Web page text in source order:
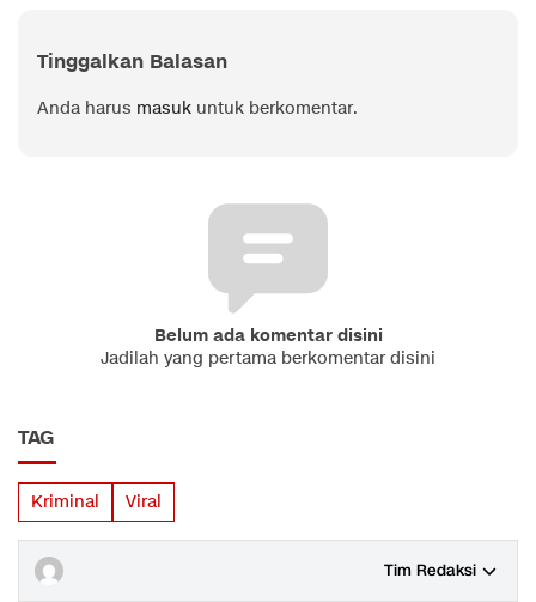
Tinggalkan Balasan
Anda harus masuk untuk berkomentar.
Belum ada komentar disini
Jadilah yang pertama berkomentar disini
TAG
Kriminal Viral
Tim Redaksi